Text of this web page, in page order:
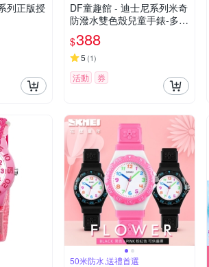
列正版授
DF童趣館 - 迪士尼系列米奇
防潑水雙色殼兒童手錶-多款
可選
$388
5 (1)
活動 券
50米防水,送禮首選